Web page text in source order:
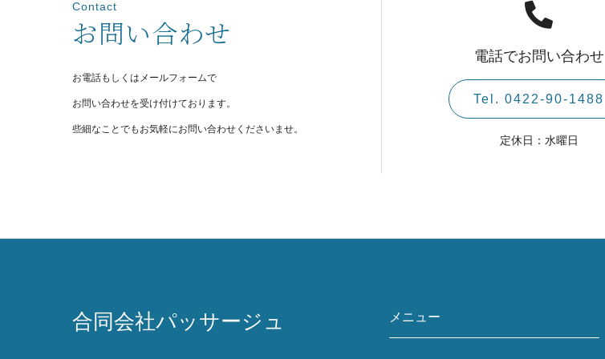
Contact
お問い合わせ
お電話もしくはメールフォームで
お問い合わせを受け付けております。
些細なことでもお気軽にお問い合わせくださいませ。
電話でお問い合わせ
Tel. 0422-90-1488
定休日：水曜日
合同会社パッサージュ メニュー